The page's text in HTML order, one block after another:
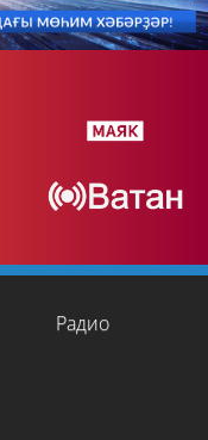
Радио